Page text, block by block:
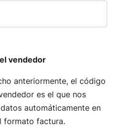
vendedor
anteriormente, el código
es el que nos
automáticamente en
formato factura.